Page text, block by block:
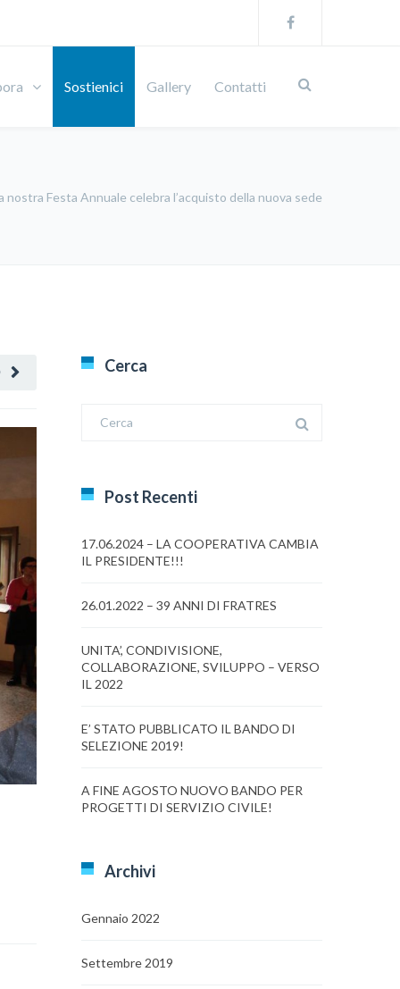
Sostienici Gallery Contatti
nostra Festa Annuale celebra l’acquisto della nuova sede
Cerca
Post Recenti
17.06.2024 – LA COOPERATIVA CAMBIA
IL PRESIDENTE!!!
26.01.2022 – 39 ANNI DI FRATRES
UNITA’, CONDIVISIONE,
COLLABORAZIONE, SVILUPPO – VERSO
IL 2022
E’ STATO PUBBLICATO IL BANDO DI
SELEZIONE 2019!
A FINE AGOSTO NUOVO BANDO PER
PROGETTI DI SERVIZIO CIVILE!
Archivi
Gennaio 2022
Settembre 2019